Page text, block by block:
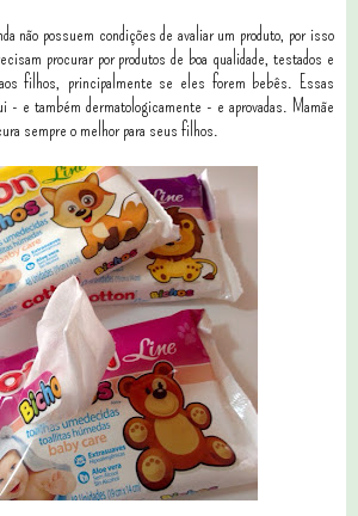
não possuem condições de avaliar um produto, por isso
procurar por produtos de boa qualidade, testados e
filhos, principalmente se eles forem bebês. Essas
- e também dermatologicamente - e aprovadas. Mamãe
sempre o melhor para seus filhos.